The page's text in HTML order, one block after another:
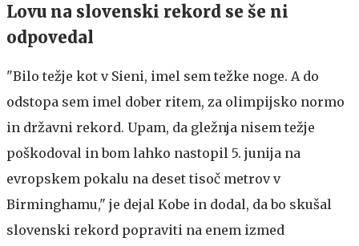
Lovu na slovenski rekord se še ni
odpovedal
"Bilo težje kot v Sieni, imel sem težke noge. A do
odstopa sem imel dober ritem, za olimpijsko normo
in državni rekord. Upam, da gležnja nisem težje
poškodoval in bom lahko nastopil 5. junija na
evropskem pokalu na deset tisoč metrov v
Birminghamu," je dejal Kobe in dodal, da bo skušal
slovenski rekord popraviti na enem izmed